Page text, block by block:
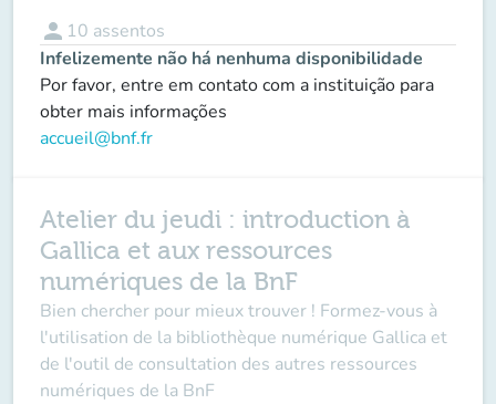
person 10 assentos
Infelizemente não há nenhuma disponibilidade
Por favor, entre em contato com a instituição para
obter mais informações
accueil@bnf.fr
Atelier du jeudi : introduction à
Gallica et aux ressources
numériques de la BnF
Bien chercher pour mieux trouver ! Formez-vous à
l'utilisation de la bibliothèque numérique Gallica et
de l'outil de consultation des autres ressources
numériques de la BnF